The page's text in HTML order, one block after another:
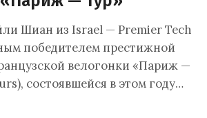
Шиан из Israel — Premier Tech
победителем престижной
велогонки «Париж —
состоявшейся в этом году…